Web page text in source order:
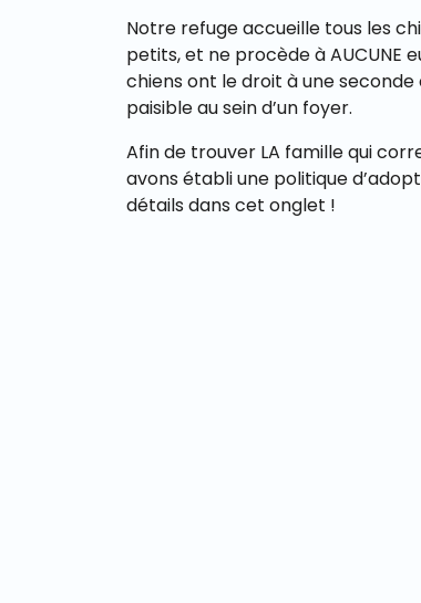
Notre refuge accueille tous les
petits, et ne procède à AUCUNE
chiens ont le droit à une
paisible au sein d’un foyer.
Afin de trouver LA famille qui
avons établi une politique
détails dans cet onglet !